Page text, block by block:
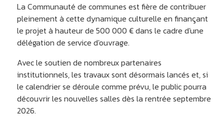
La Communauté de communes est fière de contribuer
pleinement à cette dynamique culturelle en finançant
le projet à hauteur de 500 000 € dans le cadre d'une
délégation de service d'ouvrage.
Avec le soutien de nombreux partenaires
institutionnels, les travaux sont désormais lancés et, si
le calendrier se déroule comme prévu, le public pourra
découvrir les nouvelles salles dès la rentrée septembre
2026.